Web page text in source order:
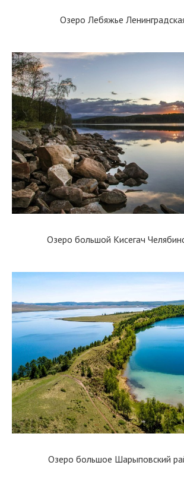
Озеро Лебяжье
Озеро большой Кисегач
Озеро большое Шарыповский